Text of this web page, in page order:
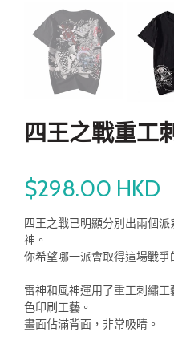
四王之戰重工
$298.00 HKD
四王之戰已明顯分別出兩個
神。
你希望哪一派會取得這場戰爭
雷神和風神運用了重工刺繡
色印刷工藝。
畫面佔滿背面，非常吸睛。